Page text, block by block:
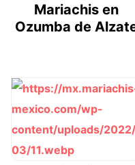
Mariachis en
Ozumba de